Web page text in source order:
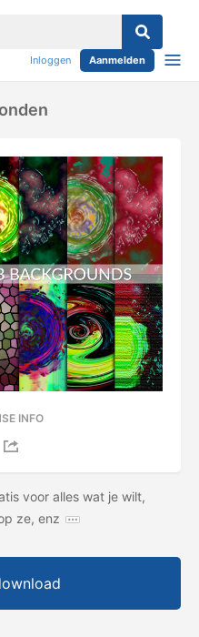
Inloggen Aanmelden
INFO
voor alles wat je wilt,
ze, enz